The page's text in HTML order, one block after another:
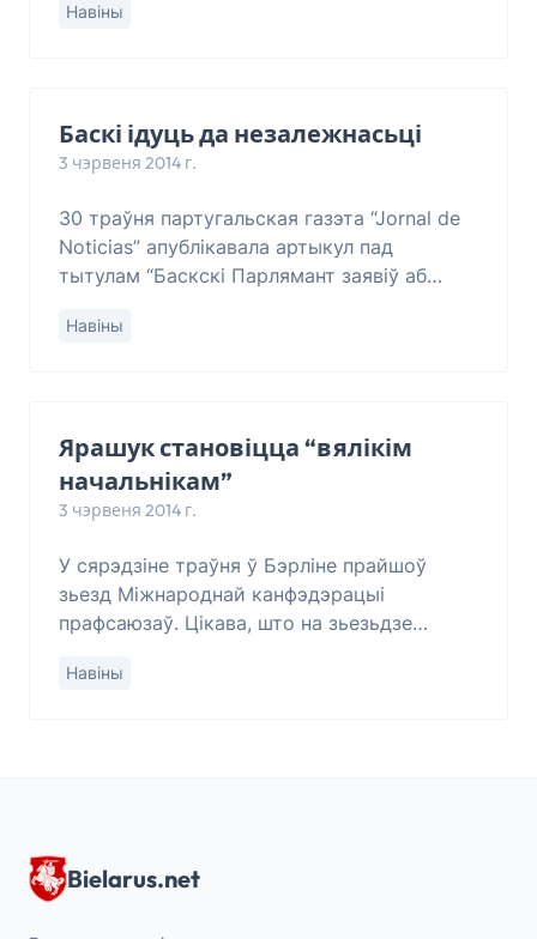
“Цензор.НЕТ” Юры Бутусаў. “Як
Навіны
Баскі ідуць да незалежнасьці
3 чэрвеня 2014 г.
30 траўня партугальская газэта “Jornal de
Noticias” апублікавала артыкул пад
тытулам “Баскскі Парлямант заявіў аб
Вось гэты артыкул: Баскскі Парлямант
Навіны
Ярашук становіцца “вялікім
начальнікам”
3 чэрвеня 2014 г.
У сярэдзіне траўня ў Бэрліне прайшоў
зьезд Міжнароднай канфэдэрацыі
прафсаюзаў. Цікава, што на зьезьдзе
рады гэтай канфэдэрацыі быў абраны тав.
Навіны
Bielarus.net